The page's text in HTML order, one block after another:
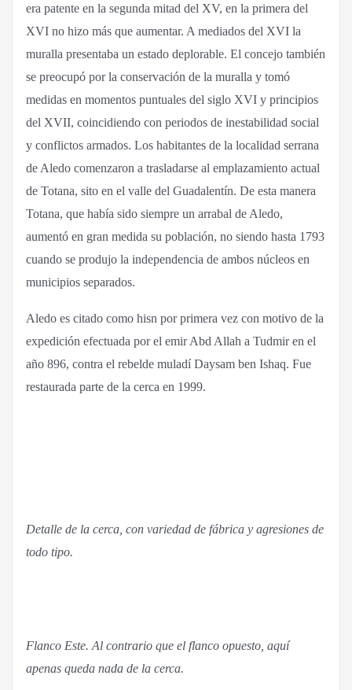
era patente en la segunda mitad del XV, en la primera del
XVI no hizo más que aumentar. A mediados del XVI la
muralla presentaba un estado deplorable. El concejo también
se preocupó por la conservación de la muralla y tomó
medidas en momentos puntuales del siglo XVI y principios
del XVII, coincidiendo con periodos de inestabilidad social
y conflictos armados. Los habitantes de la localidad serrana
de Aledo comenzaron a trasladarse al emplazamiento actual
de Totana, sito en el valle del Guadalentín. De esta manera
Totana, que había sido siempre un arrabal de Aledo,
aumentó en gran medida su población, no siendo hasta 1793
cuando se produjo la independencia de ambos núcleos en
municipios separados.
Aledo es citado como hisn por primera vez con motivo de la
expedición efectuada por el emir Abd Allah a Tudmir en el
año 896, contra el rebelde muladí Daysam ben Ishaq. Fue
restaurada parte de la cerca en 1999.
Detalle de la cerca, con variedad de fábrica y agresiones de
todo tipo.
Flanco Este. Al contrario que el flanco opuesto, aquí
apenas queda nada de la cerca.